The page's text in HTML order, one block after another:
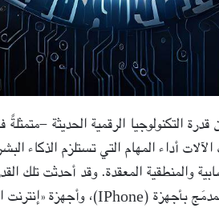
التكنولوجيا الرقمية الحديثة -
أداء المهام التي تستلزم الذكاء
والمنطقية المعقدة. وقد أحدثت تلك